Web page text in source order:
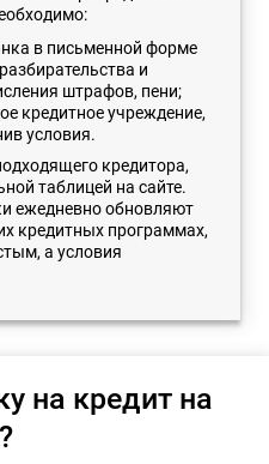
в письменной форме
и
штрафов, пени;
кредитное учреждение,
условия.
кредитора,
таблицей на сайте.
ежедневно обновляют
кредитных программах,
а условия
на кредит на